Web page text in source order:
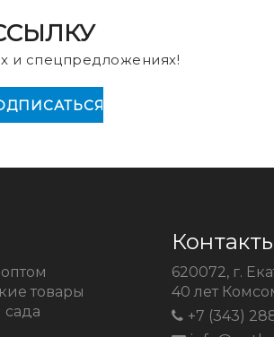
и спецпредложениях!
товары
сада
620072, г.
40 лет
+7 (343)